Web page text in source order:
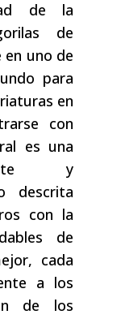
de la
de
uno de
para
en
con
es una
y
descrita
con la
de
cada
a los
de los